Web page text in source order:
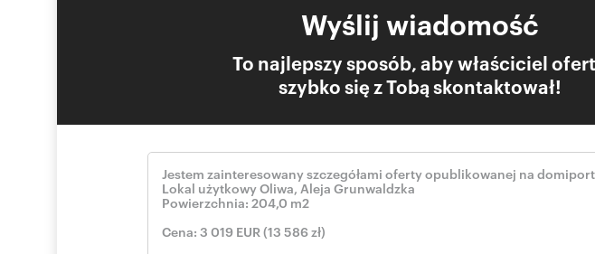
Wyślij wiadomość
To najlepszy sposób, aby właściciel
szybko się z Tobą skontaktował!